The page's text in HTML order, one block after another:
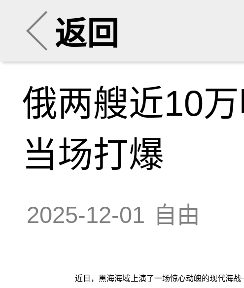
返回
俄两艘近10
当场打爆
2025-12-01 自由
近日，黑海海域上演了一场惊心动魄的现代海